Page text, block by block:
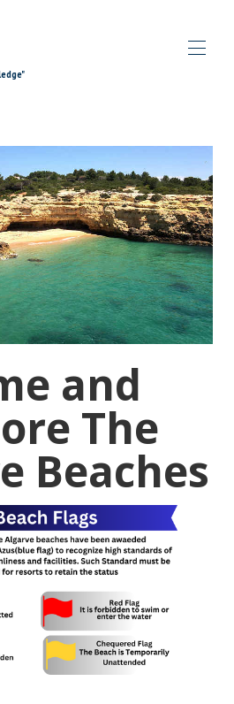
Bloga
specjalne▾
do podpisów▾
▾
Dodatki▾
się dzieje ▾
Drużyna▾
Contact us
and
The
Beaches